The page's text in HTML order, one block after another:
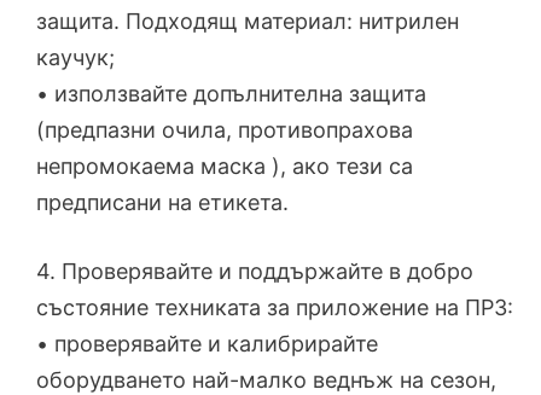
защита. Подходящ материал: нитрилен
каучук;
• използвайте допълнителна защита
(предпазни очила, противопрахова
непромокаема маска ), ако тези са
предписани на етикета.
4. Проверявайте и поддържайте в добро
състояние техниката за приложение на ПРЗ:
• проверявайте и калибрирайте
оборудването най-малко веднъж на сезон,